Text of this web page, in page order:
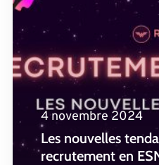
4 novembre 2024
Les nouvelles
recrutement en